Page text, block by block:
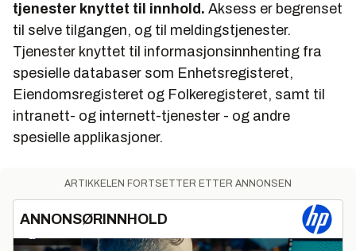
tjenester knyttet til innhold. Aksess er begrenset
til selve tilgangen, og til meldingstjenester.
Tjenester knyttet til informasjonsinnhenting fra
spesielle databaser som Enhetsregisteret,
Eiendomsregisteret og Folkeregisteret, samt til
intranett- og internett-tjenester - og andre
spesielle applikasjoner.
ARTIKKELEN FORTSETTER ETTER ANNONSEN
ANNONSØRINNHOLD